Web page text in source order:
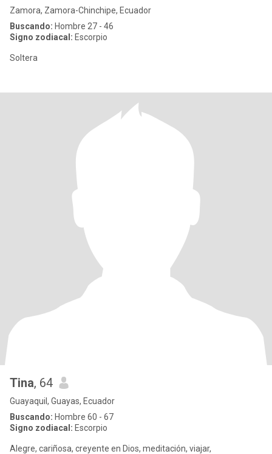
Zamora, Zamora-Chinchipe, Ecuador
Buscando: Hombre 27 - 46
Signo zodiacal: Escorpio
Soltera
Tina, 64
Guayaquil, Guayas, Ecuador
Buscando: Hombre 60 - 67
Signo zodiacal: Escorpio
Alegre, cariñosa, creyente en Dios, meditación, viajar,